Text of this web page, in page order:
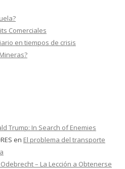
Comerciales
en tiempos de crisis
Trump: In Search of Enemies
en El problema del transporte
– La Lección a Obtenerse